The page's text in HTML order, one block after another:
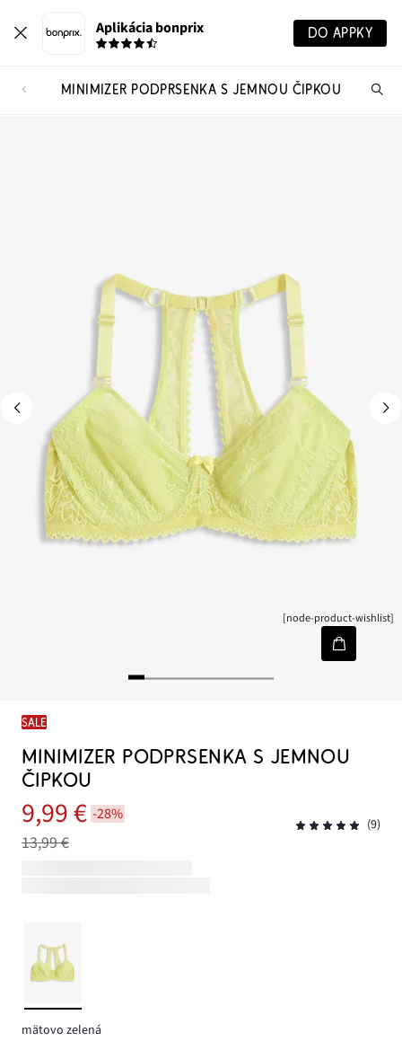
Aplikácia bonprix DO APPKY
MINIMIZER PODPRSENKA S JEMNOU ČIPKOU
[node-product-wishlist]
SALE
MINIMIZER PODPRSENKA S JEMNOU
ČIPKOU
9,99 € -28%
13,99 €
(9)
mätovo zelená